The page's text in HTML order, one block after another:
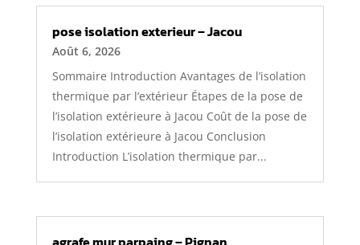
pose isolation exterieur – Jacou
Août 6, 2026
Sommaire Introduction Avantages de l’isolation
thermique par l’extérieur Étapes de la pose de
l’isolation extérieure à Jacou Coût de la pose de
l’isolation extérieure à Jacou Conclusion
Introduction L’isolation thermique par...